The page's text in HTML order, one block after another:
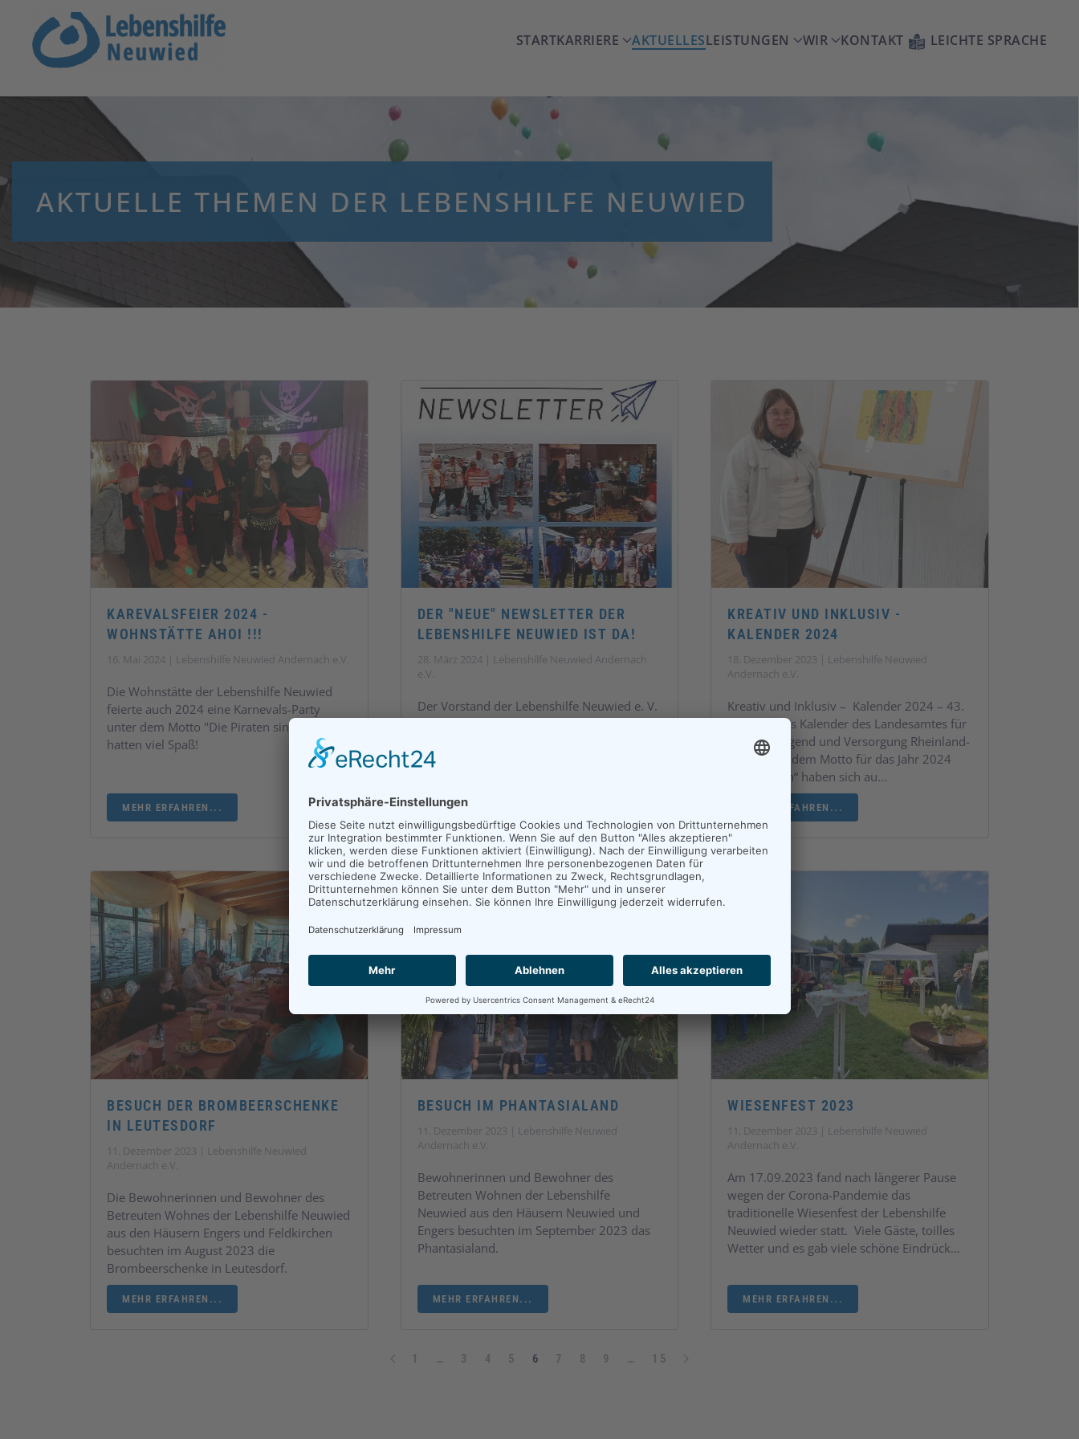
Zum Hauptinhalt springen STARTKARRIERE AKTUELLESLEISTUNGEN WIR KONTAKT LEICHTE SPRACHE
AKTUELLE THEMEN DER LEBENSHILFE NEUWIED
KAREVALSFEIER 2024 -
WOHNSTÄTTE AHOI !!!
16. Mai 2024 | Lebenshilfe Neuwied Andernach e.V.
Die Wohnstätte der Lebenshilfe Neuwied
feierte auch 2024 eine Karnevals-Party
unter dem Motto "Die Piraten sind los!". Alle
hatten viel Spaß!
MEHR ERFAHREN...
DER "NEUE" NEWSLETTER DER
LEBENSHILFE NEUWIED IST DA!
28. März 2024 | Lebenshilfe Neuwied Andernach
e.V.
Der Vorstand der Lebenshilfe Neuwied e. V.
sofort regelmäßig (mindestens einmal im
MEHR ERFAHREN...
KREATIV UND INKLUSIV -
KALENDER 2024
18. Dezember 2023 | Lebenshilfe Neuwied
Andernach e.V.
Kreativ und Inklusiv – Kalender 2024 – 43.
Ausgabe des Kalender des Landesamtes für
Soziales, Jugend und Versorgung Rheinland-
Pfalz Unter dem Motto für das Jahr 2024
„Farbwelten“ haben sich au…
MEHR ERFAHREN...
BESUCH DER BROMBEERSCHENKE
IN LEUTESDORF
11. Dezember 2023 | Lebenshilfe Neuwied
Andernach e.V.
Die Bewohnerinnen und Bewohner des
Betreuten Wohnes der Lebenshilfe Neuwied
aus den Häusern Engers und Feldkirchen
besuchten im August 2023 die
Brombeerschenke in Leutesdorf.
MEHR ERFAHREN...
BESUCH IM PHANTASIALAND
11. Dezember 2023 | Lebenshilfe Neuwied
Andernach e.V.
Bewohnerinnen und Bewohner des
Betreuten Wohnen der Lebenshilfe
Neuwied aus den Häusern Neuwied und
Engers besuchten im September 2023 das
Phantasialand.
MEHR ERFAHREN...
WIESENFEST 2023
11. Dezember 2023 | Lebenshilfe Neuwied
Andernach e.V.
Am 17.09.2023 fand nach längerer Pause
wegen der Corona-Pandemie das
traditionelle Wiesenfest der Lebenshilfe
Neuwied wieder statt. Viele Gäste, toilles
Wetter und es gab viele schöne Eindrück…
MEHR ERFAHREN...
1 … 3 4 5 6 7 8 9 … 15